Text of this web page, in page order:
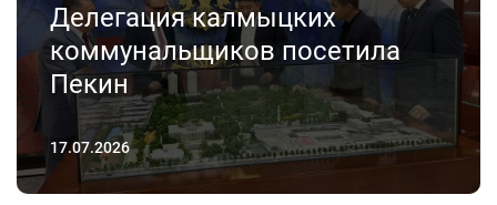
Делегация калмыцких
коммунальщиков посетила
Пекин
17.07.2026